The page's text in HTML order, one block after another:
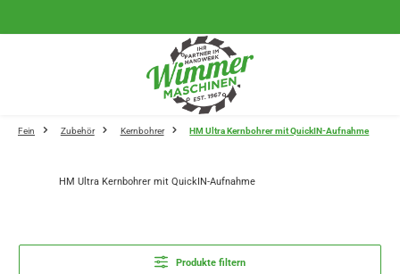
Fein Zubehör Kernbohrer HM Ultra Kernbohrer mit QuickIN-Aufnahme
HM Ultra Kernbohrer mit QuickIN-Aufnahme
Produkte filtern